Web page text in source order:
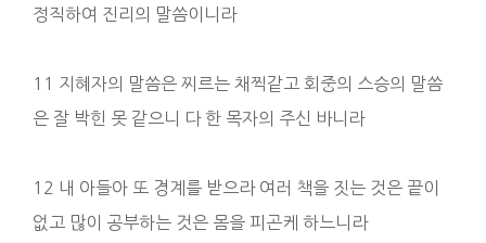
정직하여 진리의 말씀이니라
11 지혜자의 말씀은 찌르는 채찍같고 회중의 스승의 말씀
은 잘 박힌 못 같으니 다 한 목자의 주신 바니라
12 내 아들아 또 경계를 받으라 여러 책을 짓는 것은 끝이
없고 많이 공부하는 것은 몸을 피곤케 하느니라